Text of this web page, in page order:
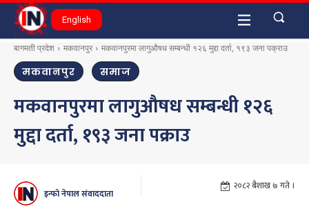
English
बागमती प्रदेश मकवानपुर मकवानपुरमा लागुऔषध सम्बन्धी १२६ मुद्दा दर्ता, १९३ जना पक्राउ
मकवानपुर समाज
मकवानपुरमा लागुऔषध सम्बन्धी १२६
मुद्दा दर्ता, १९३ जना पक्राउ
इन्फो नेपाल संवाददाता
२०८२ बैशाख ७ गते ।